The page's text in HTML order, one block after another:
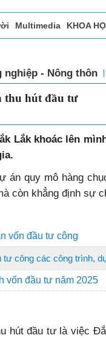
Multimedia KHOA
nghiệp - Nông thôn
thu hút đầu tư
Lắk khoác lên
án quy mô hàng
còn khẳng định sự
vốn đầu tư công
công các công trình,
vốn đầu tư năm 2025
hút đầu tư là việc